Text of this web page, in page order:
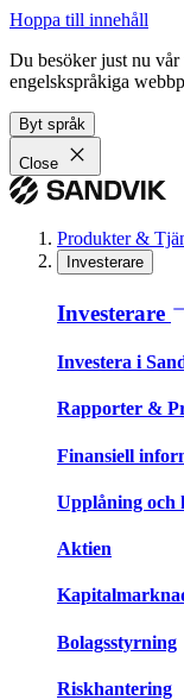
Hoppa till innehåll
Du besöker just nu
engelskspråkiga
Byt språk
Close
Produkter &
Investerare
Investerare
Investera i
Rapporter &
Finansiell
Upplåning och
Aktien
Bolagsstyrning
Riskhantering